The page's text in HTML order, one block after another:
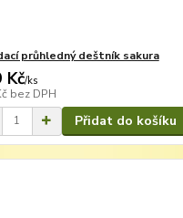
průhledný deštník sakura
Kč/ks
bez DPH
Přidat do košíku